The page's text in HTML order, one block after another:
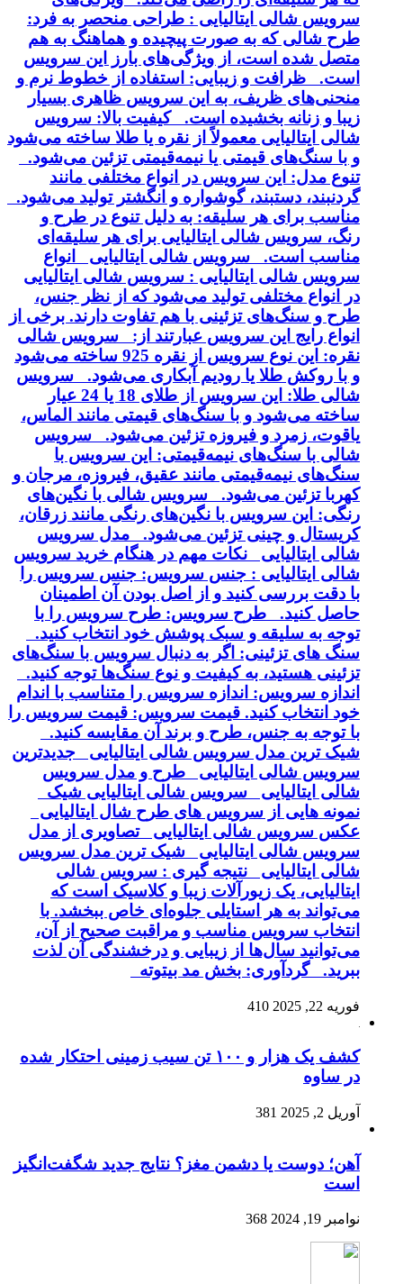
سرویس شالی ایتالیایی : طراحی منحصر به فرد:
طرح شالی که به صورت پیچیده و هماهنگ به هم
متصل شده است، از ویژگی‌های بارز این سرویس
است. ظرافت و زیبایی: استفاده از خطوط نرم و
منحنی‌های ظریف، به این سرویس ظاهری بسیار
زیبا و زنانه بخشیده است. کیفیت بالا: سرویس
شالی ایتالیایی معمولاً از نقره یا طلا ساخته می‌شود
و با سنگ‌های قیمتی یا نیمه‌قیمتی تزئین می‌شود.
تنوع مدل: این سرویس در انواع مختلفی مانند
گردنبند، دستبند، گوشواره و انگشتر تولید می‌شود.
مناسب برای هر سلیقه: به دلیل تنوع در طرح و
رنگ، سرویس شالی ایتالیایی برای هر سلیقه‌ای
مناسب است. سرویس شالی ایتالیایی انواع
سرویس شالی ایتالیایی : سرویس شالی ایتالیایی
در انواع مختلفی تولید می‌شود که از نظر جنس،
طرح و سنگ‌های تزئینی با هم تفاوت دارند. برخی از
انواع رایج این سرویس عبارتند از: سرویس شالی
نقره: این نوع سرویس از نقره 925 ساخته می‌شود
و با روکش طلا یا رودیم آبکاری می‌شود. سرویس
شالی طلا: این سرویس از طلای 18 یا 24 عیار
ساخته می‌شود و با سنگ‌های قیمتی مانند الماس،
یاقوت، زمرد و فیروزه تزئین می‌شود. سرویس
شالی با سنگ‌های نیمه‌قیمتی: این سرویس با
سنگ‌های نیمه‌قیمتی مانند عقیق، فیروزه، مرجان و
کهربا تزئین می‌شود. سرویس شالی با نگین‌های
رنگی: این سرویس با نگین‌های رنگی مانند زرقان،
کریستال و چینی تزئین می‌شود. مدل سرویس
شالی ایتالیایی نکات مهم در هنگام خرید سرویس
شالی ایتالیایی : جنس سرویس: جنس سرویس را
با دقت بررسی کنید و از اصل بودن آن اطمینان
حاصل کنید. طرح سرویس: طرح سرویس را با
توجه به سلیقه و سبک پوشش خود انتخاب کنید.
سنگ های تزئینی: اگر به دنبال سرویس با سنگ‌های
تزئینی هستید، به کیفیت و نوع سنگ‌ها توجه کنید.
اندازه سرویس: اندازه سرویس را متناسب با اندام
خود انتخاب کنید. قیمت سرویس: قیمت سرویس را
با توجه به جنس، طرح و برند آن مقایسه کنید.
شیک ترین مدل سرویس شالی ایتالیایی جدیدترین
سرویس شالی ایتالیایی طرح و مدل سرویس
شالی ایتالیایی سرویس شالی ایتالیایی شیک
نمونه هایی از سرویس های طرح شال ایتالیایی
عکس سرویس شالی ایتالیایی تصاویری از مدل
سرویس شالی ایتالیایی شیک ترین مدل سرویس
شالی ایتالیایی نتیجه گیری : سرویس شالی
ایتالیایی، یک زیورآلات زیبا و کلاسیک است که
می‌تواند به هر استایلی جلوه‌ای خاص ببخشد. با
انتخاب سرویس مناسب و مراقبت صحیح از آن،
می‌توانید سال‌ها از زیبایی و درخشندگی آن لذت
ببرید. گردآوری: بخش مد بیتوته
فوریه 22, 2025 410
کشف یک هزار و ۱۰۰ تن سیب زمینی احتکار شده
در ساوه
آوریل 2, 2025 381
آهن؛ دوست یا دشمن مغز؟ نتایج جدید شگفت‌انگیز
است
نوامبر 19, 2024 368